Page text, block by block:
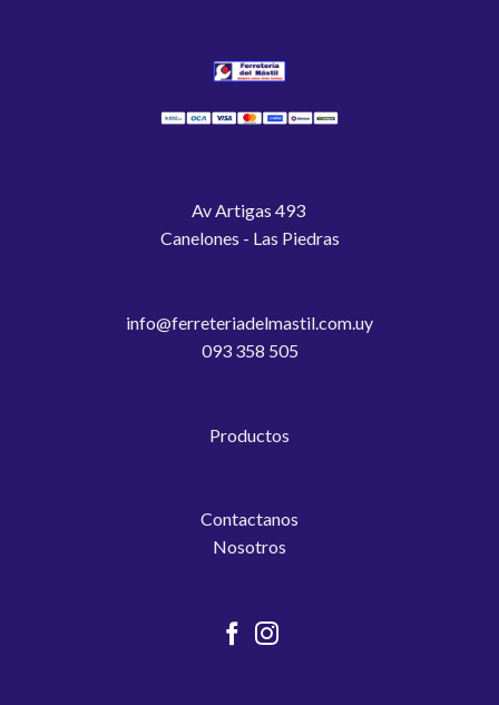
Av Artigas 493
Canelones - Las Piedras
info@ferreteriadelmastil.com.uy
093 358 505
Productos
Contactanos
Nosotros